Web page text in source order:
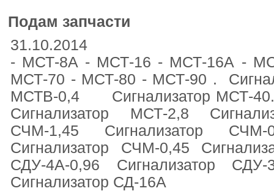
Подам запчасти
31.10.2014
- МСТ-8А - МСТ-16 - МСТ-16А -
МСТ-70 - МСТ-80 - МСТ-90 .
МСТВ-0,4 Сигнализатор
Сигнализатор МСТ-2,8
СЧМ-1,45 Сигнализатор СЧМ-
Сигнализатор СЧМ-0,45
СДУ-4А-0,96 Сигнализатор
Сигнализатор СД-16А